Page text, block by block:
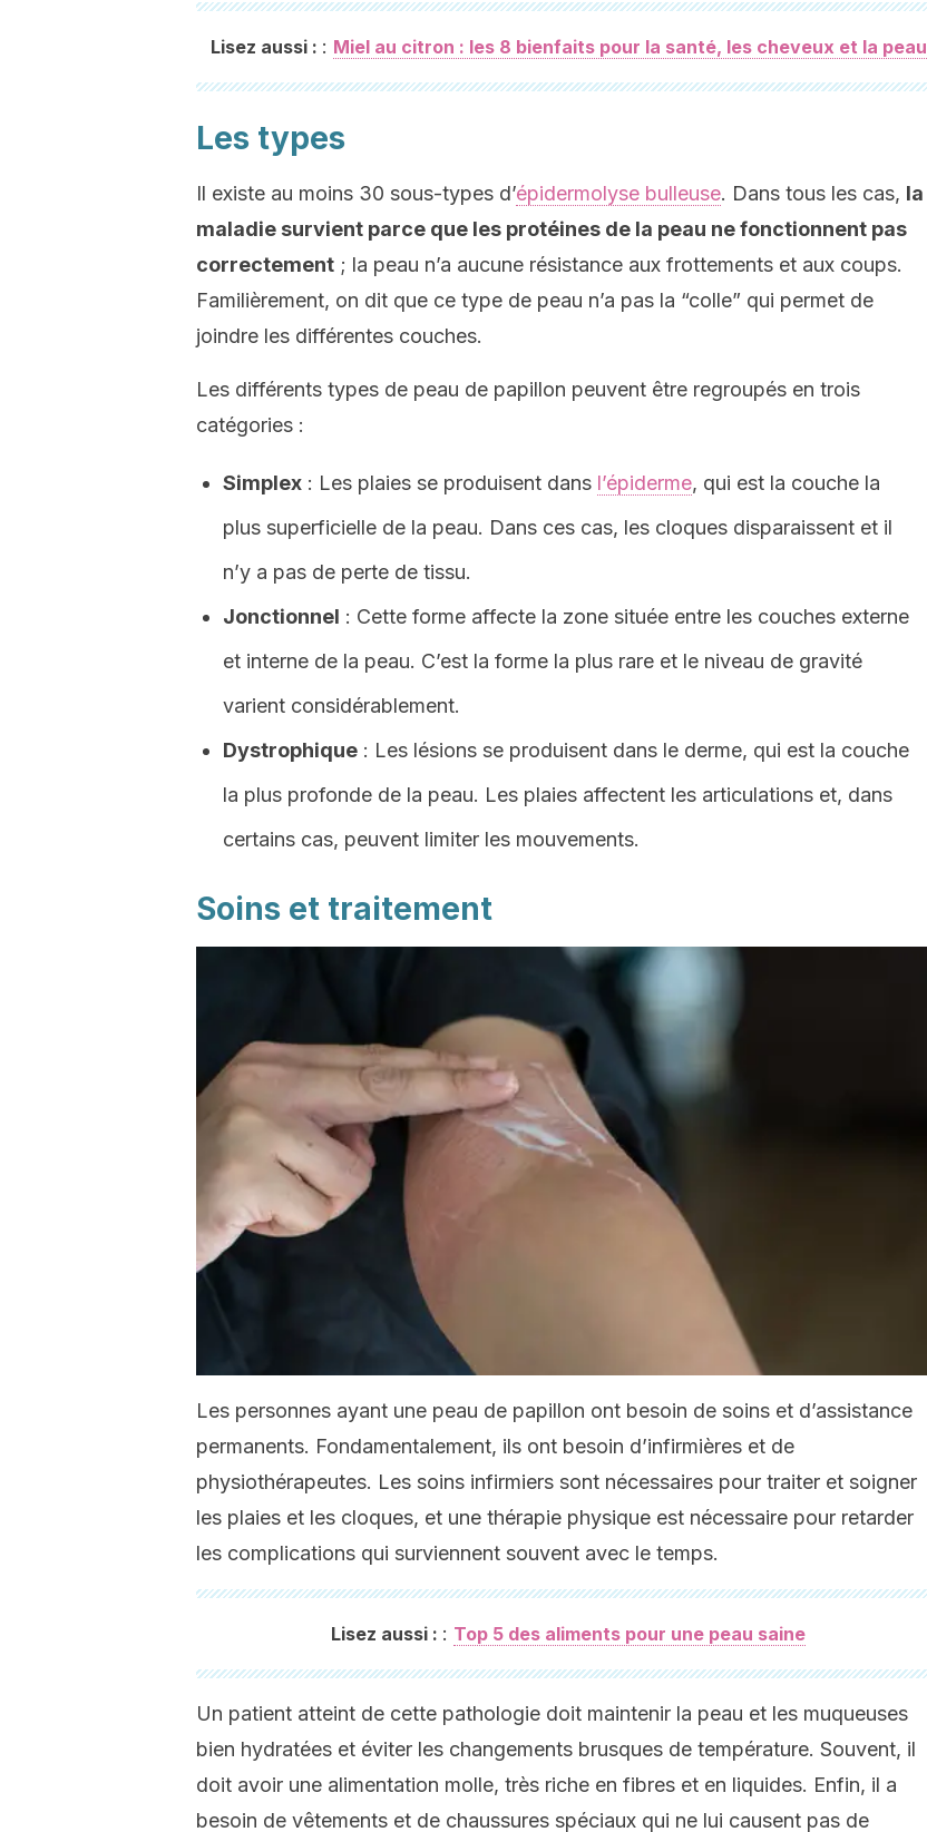
Lisez aussi : : Miel au citron : les 8 bienfaits pour la santé, les cheveux et la peau
Les types
Il existe au moins 30 sous-types d’épidermolyse bulleuse. Dans tous les cas, la
maladie survient parce que les protéines de la peau ne fonctionnent pas
correctement ; la peau n’a aucune résistance aux frottements et aux coups.
Familièrement, on dit que ce type de peau n’a pas la “colle” qui permet de
joindre les différentes couches.
Les différents types de peau de papillon peuvent être regroupés en trois
catégories :
Simplex : Les plaies se produisent dans l’épiderme, qui est la couche la
plus superficielle de la peau. Dans ces cas, les cloques disparaissent et il
n’y a pas de perte de tissu.
Jonctionnel : Cette forme affecte la zone située entre les couches externe
et interne de la peau. C’est la forme la plus rare et le niveau de gravité
varient considérablement.
Dystrophique : Les lésions se produisent dans le derme, qui est la couche
la plus profonde de la peau. Les plaies affectent les articulations et, dans
certains cas, peuvent limiter les mouvements.
Soins et traitement
Les personnes ayant une peau de papillon ont besoin de soins et d’assistance
permanents. Fondamentalement, ils ont besoin d’infirmières et de
physiothérapeutes. Les soins infirmiers sont nécessaires pour traiter et soigner
les plaies et les cloques, et une thérapie physique est nécessaire pour retarder
les complications qui surviennent souvent avec le temps.
Lisez aussi : : Top 5 des aliments pour une peau saine
Un patient atteint de cette pathologie doit maintenir la peau et les muqueuses
bien hydratées et éviter les changements brusques de température. Souvent, il
doit avoir une alimentation molle, très riche en fibres et en liquides. Enfin, il a
besoin de vêtements et de chaussures spéciaux qui ne lui causent pas de